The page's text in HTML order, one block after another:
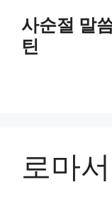
content
사순절 말
틴
로마